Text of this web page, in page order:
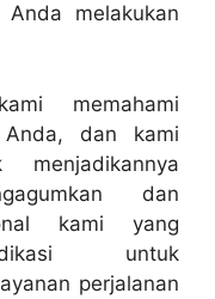
melakukan
memahami
Anda, dan kami
dan
kami yang
untuk
perjalanan